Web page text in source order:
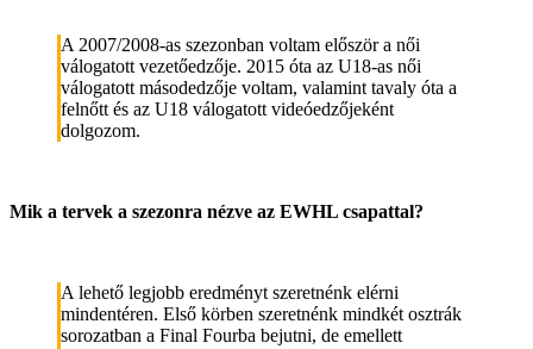
A 2007/2008-as szezonban voltam először a női
válogatott vezetőedzője. 2015 óta az U18-as női
válogatott másodedzője voltam, valamint tavaly óta a
felnőtt és az U18 válogatott videóedzőjeként
dolgozom.
Mik a tervek a szezonra nézve az EWHL csapattal?
A lehető legjobb eredményt szeretnénk elérni
mindentéren. Első körben szeretnénk mindkét osztrák
sorozatban a Final Fourba bejutni, de emellett